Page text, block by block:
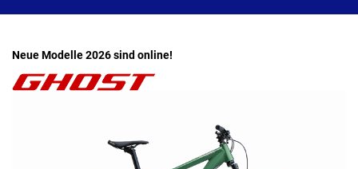
Neue Modelle 2026 sind online!